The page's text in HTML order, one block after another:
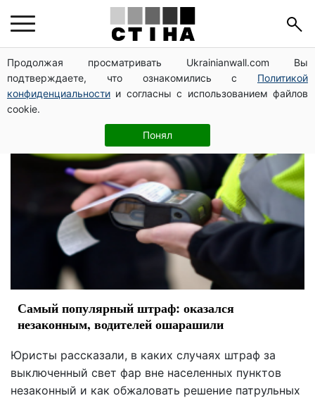
Продолжая просматривать Ukrainianwall.com Вы
подтверждаете, что ознакомились с Политикой
конфиденциальности и согласны с использованием файлов
cookie.
Понял
водій
Самый популярный штраф: оказался
незаконным, водителей ошарашили
Юристы рассказали, в каких случаях штраф за
выключенный свет фар вне населенных пунктов
незаконный и как обжаловать решение патрульных